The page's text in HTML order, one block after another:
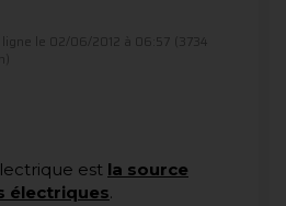
ligne le 02/06/2012 à 06:57
(3734
est la source
électriques.